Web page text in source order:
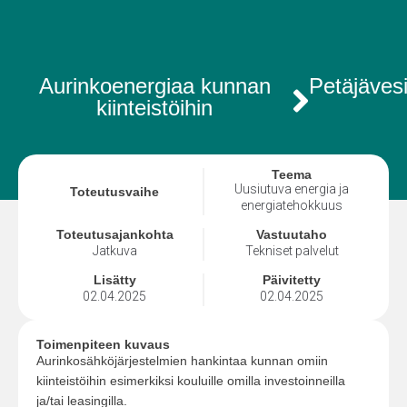
Aurinkoenergiaa kunnan
kiinteistöihin
Petäjävesi
Toteutusvaihe
Teema
Uusiutuva energia ja
energiatehokkuus
Toteutusajankohta
Jatkuva
Vastuutaho
Tekniset palvelut
Lisätty
02.04.2025
Päivitetty
02.04.2025
Toimenpiteen kuvaus
Aurinkosähköjärjestelmien hankintaa kunnan omiin
kiinteistöihin esimerkiksi kouluille omilla investoinneilla
ja/tai leasingilla.